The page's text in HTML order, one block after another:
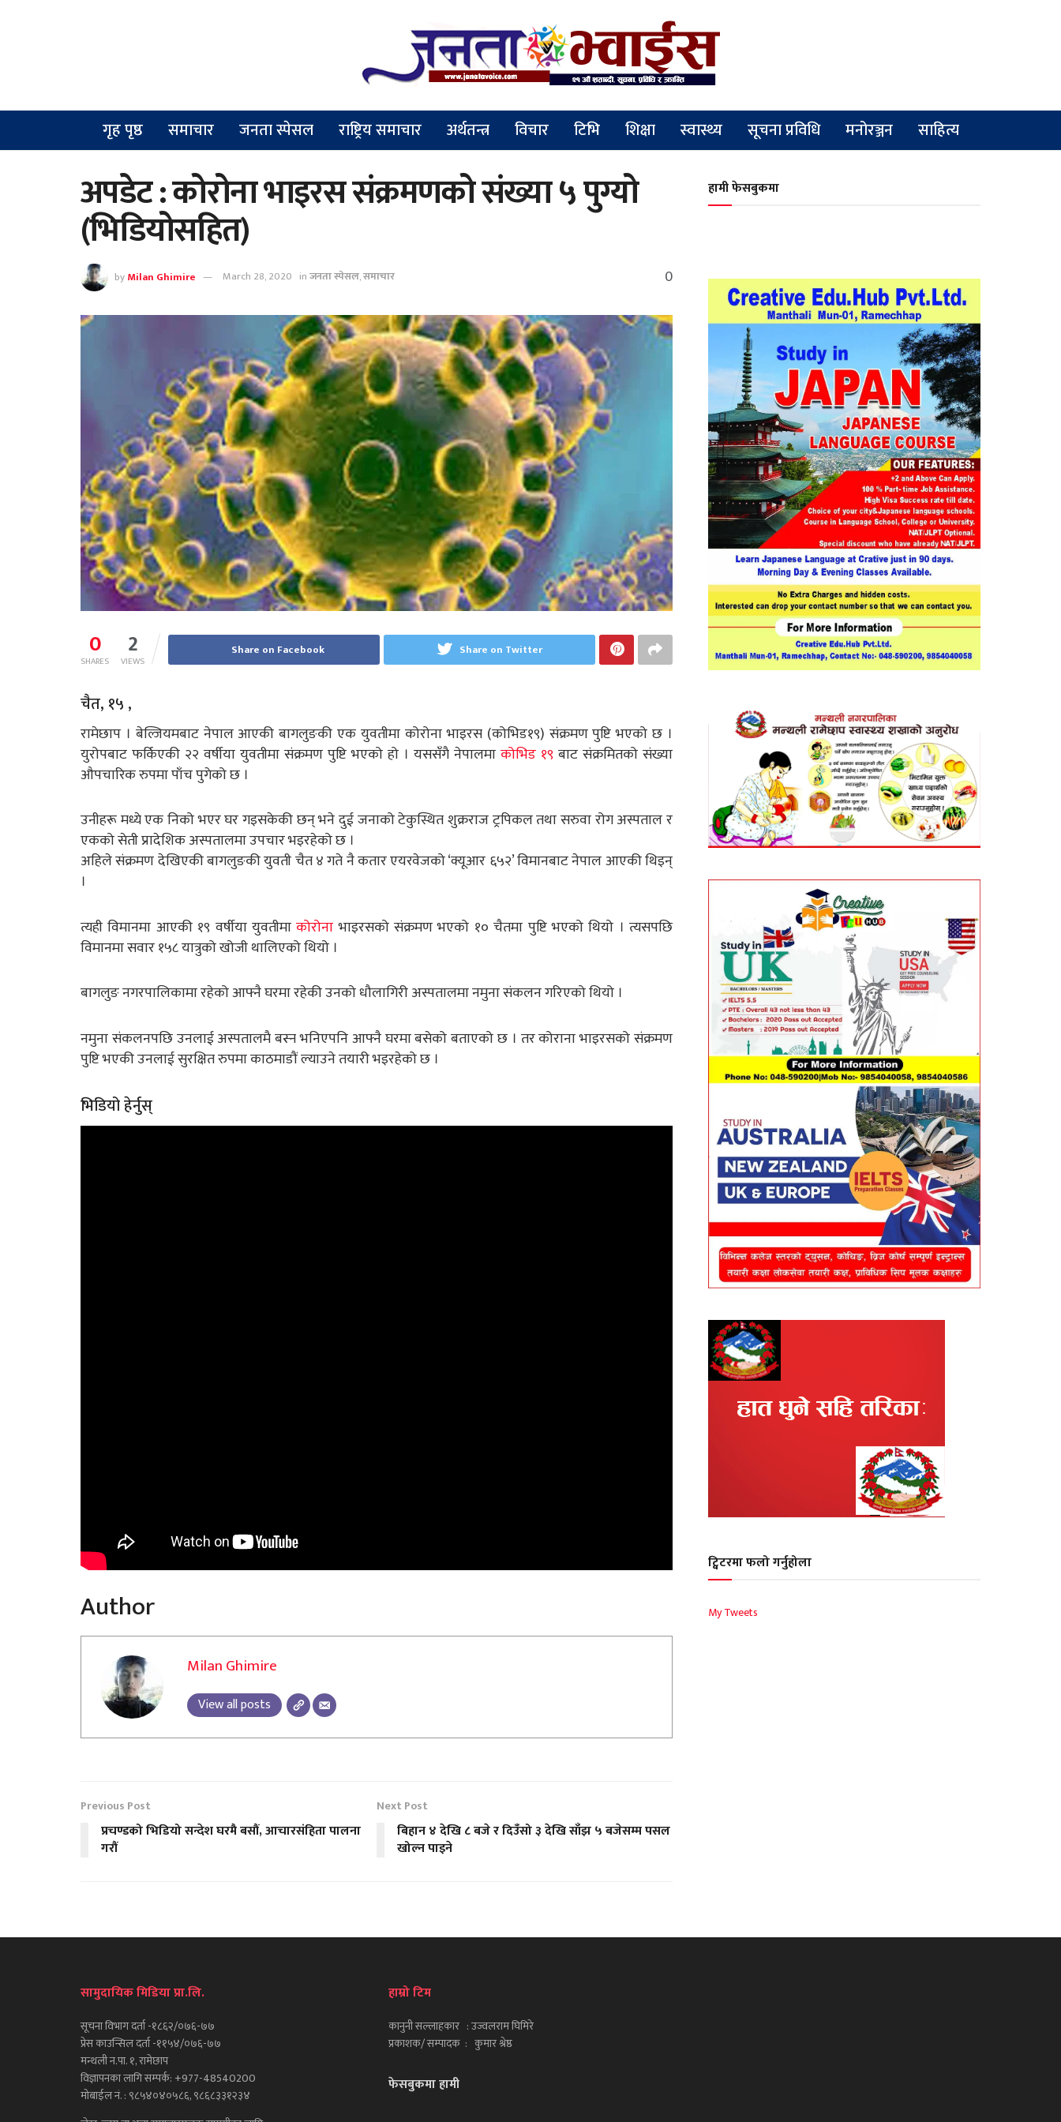
गृह पृष्ठ समाचार जनता स्पेसल राष्ट्रिय समाचार अर्थतन्त्र विचार टिभि शिक्षा स्वास्थ्य सूचना प्रविधि मनोरञ्जन साहित्य
अपडेट : कोरोना भाइरस संक्रमणको संख्या ५ पुग्यो
(भिडियोसहित)
byMilan Ghimire March 28, 2020 inजनता स्पेसल,समाचार 0
0
SHARES 2
VIEWS
Share on Facebook Share on Twitter
चैत, १५ ,
रामेछाप । बेल्जियमबाट नेपाल आएकी बागलुङकी एक युवतीमा कोरोना भाइरस (कोभिड१९) संक्रमण पुष्टि भएको छ ।
युरोपबाट फर्किएकी २२ वर्षीया युवतीमा संक्रमण पुष्टि भएको हो । यससँगै नेपालमा कोभिड १९ बाट संक्रमितको संख्या
औपचारिक रुपमा पाँच पुगेको छ ।
उनीहरू मध्ये एक निको भएर घर गइसकेकी छन् भने दुई जनाको टेकुस्थित शुक्रराज ट्रपिकल तथा सरुवा रोग अस्पताल र
एकको सेती प्रादेशिक अस्पतालमा उपचार भइरहेको छ ।
अहिले संक्रमण देखिएकी बागलुङकी युवती चैत ४ गते नै कतार एयरवेजको ‘क्यूआर ६५२’ विमानबाट नेपाल आएकी थिइन्
।
त्यही विमानमा आएकी १९ वर्षीया युवतीमाकोरोनाभाइरसको संक्रमण भएको १० चैतमा पुष्टि भएको थियो । त्यसपछि
विमानमा सवार १५८ यात्रुको खोजी थालिएको थियो ।
बागलुङ नगरपालिकामा रहेको आफ्नै घरमा रहेकी उनको धौलागिरी अस्पतालमा नमुना संकलन गरिएको थियो ।
नमुना संकलनपछि उनलाई अस्पतालमै बस्न भनिएपनि आफ्नै घरमा बसेको बताएको छ । तर कोराना भाइरसको संक्रमण
पुष्टि भएकी उनलाई सुरक्षित रुपमा काठमाडौं ल्याउने तयारी भइरहेको छ ।
भिडियो हेर्नुस्
Author
Milan Ghimire
View all posts
Previous Post
प्रचण्डको भिडियो सन्देश घरमै बसौं, आचारसंहिता पालना
गरौं
Next Post
बिहान ४ देखि ८ बजे र दिउँसो ३ देखि साँझ ५ बजेसम्म पसल
खोल्न पाइने
हामी फेसबुकमा
ट्विटरमा फलो गर्नुहोला
My Tweets
सामुदायिक मिडिया प्रा.लि.
सूचना विभाग दर्ता -१८६२/०७६-७७
प्रेस काउन्सिल दर्ता -११५४/०७६-७७
मन्थली न.पा. १, रामेछाप
विज्ञापनका लागि सम्पर्क: +977-48540200
मोबाईल नं. : ९८५४०४०५८६, ९८६८३३१२३४
हाम्रो टिम
कानुनी सल्लाहकार : उज्वलराम घिमिरे
प्रकाशक/ सम्पादक : कुमार श्रेष्ठ
फेसबुकमा हामी